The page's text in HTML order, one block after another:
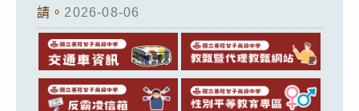
請。 2026-08-06